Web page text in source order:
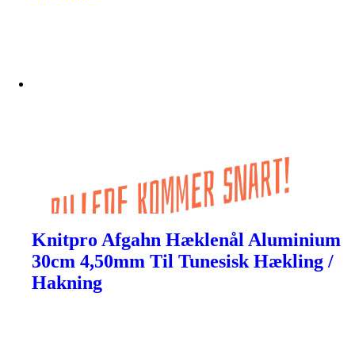
Knitpro Afgahn Hæklenål Aluminium
30cm 4,50mm Til Tunesisk Hækling /
Hakning